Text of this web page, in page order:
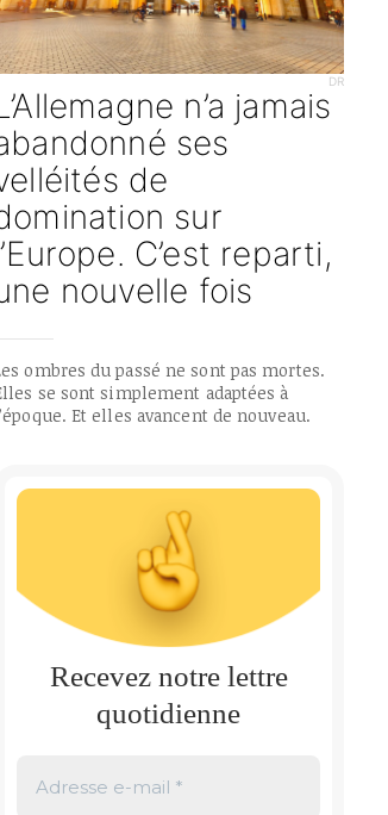
DR
n’a jamais
ses
de
sur
C’est reparti,
nouvelle fois
ombres du passé ne sont pas mortes.
se sont simplement adaptées à
Et elles avancent de nouveau.
Recevez notre lettre
quotidienne